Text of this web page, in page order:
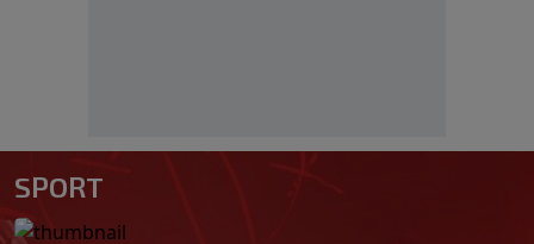
SPORT